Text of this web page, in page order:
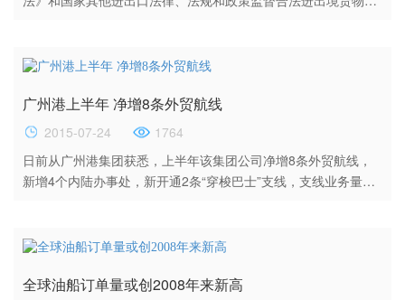
度：对进出境的运输工具及其所载货物，进行审单（申报）、查
体，是货管的基本作。 3、查验（检查）：是以经过审核的单证
为依据，对货主...
广州港上半年 净增8条外贸航线
2015-07-24
1764
日前从广州港集团获悉，上半年该集团公司净增8条外贸航线，
新增4个内陆办事处，新开通2条“穿梭巴士”支线，支线业务量同
其中，新增的航线大部分在南沙港区。 笔者从广州市委、市政府
划》了解到，广州计划新增国际班轮航线20条，新增喂...
全球油船订单量或创2008年来新高